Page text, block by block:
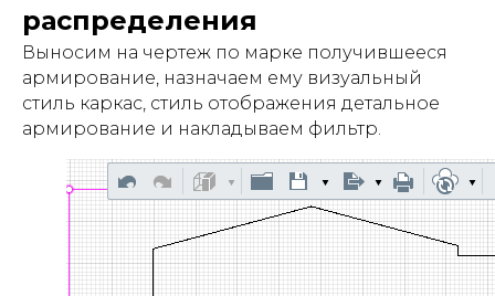
распределения
Выносим на чертеж по марке получившееся
армирование, назначаем ему визуальный
стиль каркас, стиль отображения детальное
армирование и накладываем фильтр.